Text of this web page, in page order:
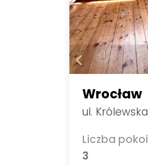
Wrocław
ul. Królewska
Liczba pokoi
3